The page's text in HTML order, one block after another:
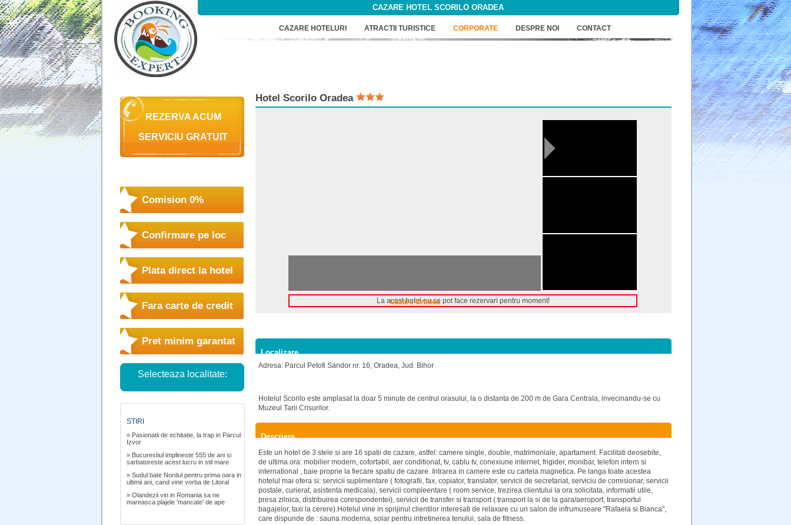
CAZARE HOTEL SCORILO ORADEA
CAZARE HOTELURI ATRACTII TURISTICE CORPORATE DESPRE NOI CONTACT
REZERVA ACUM
SERVICIU GRATUIT
Comision 0%
Confirmare pe loc
Plata direct la hotel
Fara carte de credit
Pret minim garantat
Selecteaza localitate:
STIRI
» Pasionatii de echitatie, la trap in Parcul
Izvor
» Bucurestiul implineste 555 de ani si
sarbatoreste acest lucru in stil mare
» Sudul bate Nordul pentru prima oara in
ultimii ani, cand vine vorba de Litoral
» Olandezii vin in Romania sa ne
mareasca plajele 'mancate' de ape
Hotel Scorilo Oradea
Cazare Oradea
La acest hotel nu se pot face rezervari pentru moment!
Localizare
Adresa: Parcul Petofi Sandor nr. 16, Oradea, Jud. Bihor
Hotelul Scorilo este amplasat la doar 5 minute de centrul orasului, la o distanta de 200 m de Gara Centrala, invecinandu-se cu
Muzeul Tarii Crisurilor.
Descriere
Este un hotel de 3 stele si are 16 spatii de cazare, astfel: camere single, double, matrimoniale, apartament. Facilitati deosebite,
de ultima ora: mobilier modern, cofortabil, aer conditionat, tv, cablu tv, conexiune internet, frigider, monibar, telefon intern si
international , baie proprie la fiecare spatiu de cazare. Intrarea in camere este cu cartela magnetica. Pe langa toate acestea
hotelul mai ofera si: servicii suplimentare ( fotografii, fax, copiator, translator, servicii de secretariat, serviciu de comisionar, servicii
postale, curierat, asistenta medicala), servicii compleentare ( room service, trezirea clientului la ora solicitata, informatii utile,
presa zilnica, distribuirea corespondentei), servicii de transfer si transport ( transport la si de la gara/aeroport, transportul
bagajelor, taxi la cerere).Hotelul vine in sprijinul clientilor interesati de relaxare cu un salon de infrumuseare "Rafaela si Bianca",
care dispunde de : sauna moderna, solar pentru intretinerea tenului, sala de fitness.